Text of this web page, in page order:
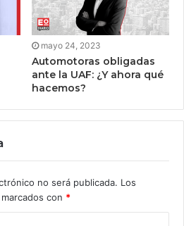
mayo 24, 2023
Automotoras obligadas
ante la UAF: ¿Y ahora qué
hacemos?
no será publicada. Los
con *